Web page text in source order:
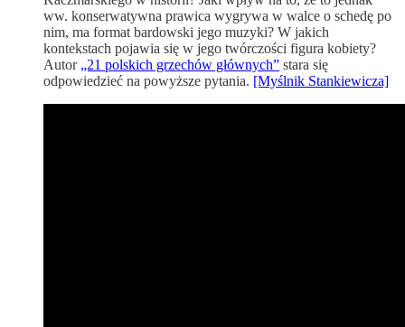
ww. konserwatywna prawica wygrywa w walce o schedę po
nim, ma format bardowski jego muzyki? W jakich
kontekstach pojawia się w jego twórczości figura kobiety?
Autor „21 polskich grzechów głównych” stara się
odpowiedzieć na powyższe pytania. [Myślnik Stankiewicza]